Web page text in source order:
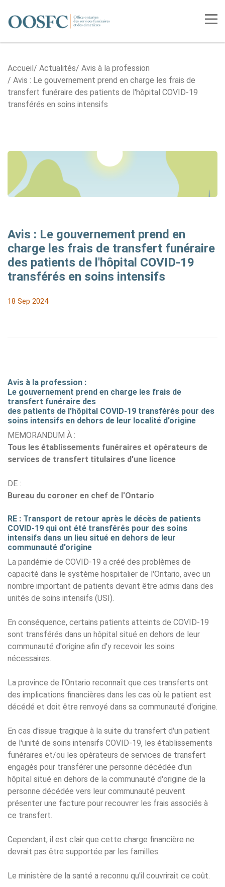
Accueil
Accueil Actualités
Avis à la profession
Avis : Le gouvernement prend en charge les frais de
transfert funéraire des patients de l'hôpital COVID-19
transférés en soins intensifs
Avis : Le gouvernement prend en
charge les frais de transfert funéraire
des patients de l'hôpital COVID-19
transférés en soins intensifs
18 Sep 2024
Avis à la profession :
Le gouvernement prend en charge les frais de
transfert funéraire des
des patients de l'hôpital COVID-19 transférés pour des
soins intensifs en dehors de leur localité d'origine
MEMORANDUM À :
Tous les établissements funéraires et opérateurs de
services de transfert titulaires d'une licence
DE :
Bureau du coroner en chef de l'Ontario
RE : Transport de retour après le décès de patients
COVID-19 qui ont été transférés pour des soins
intensifs dans un lieu situé en dehors de leur
communauté d'origine
La pandémie de COVID-19 a créé des problèmes de
capacité dans le système hospitalier de l'Ontario, avec un
nombre important de patients devant être admis dans des
unités de soins intensifs (USI).
En conséquence, certains patients atteints de COVID-19
sont transférés dans un hôpital situé en dehors de leur
communauté d'origine afin d'y recevoir les soins
nécessaires.
La province de l'Ontario reconnaît que ces transferts ont
des implications financières dans les cas où le patient est
décédé et doit être renvoyé dans sa communauté d'origine.
En cas d'issue tragique à la suite du transfert d'un patient
de l'unité de soins intensifs COVID-19, les établissements
funéraires et/ou les opérateurs de services de transfert
engagés pour transférer une personne décédée d'un
hôpital situé en dehors de la communauté d'origine de la
personne décédée vers leur communauté peuvent
présenter une facture pour recouvrer les frais associés à
ce transfert.
Cependant, il est clair que cette charge financière ne
devrait pas être supportée par les familles.
Le ministère de la santé a reconnu qu'il couvrirait ce coût.